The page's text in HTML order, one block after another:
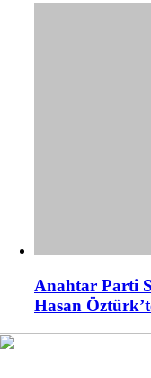
Anahtar Parti
Hasan